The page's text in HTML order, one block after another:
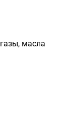
масла